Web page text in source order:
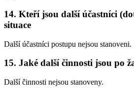
14. Kteří jsou další účastníci
situace
Další účastníci postupu nejsou stanoveni.
15. Jaké další činnosti jsou po
Další činnosti nejsou stanoveny.